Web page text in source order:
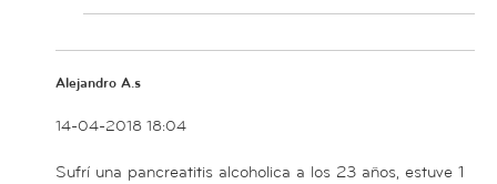
Alejandro A.s
14-04-2018 18:04
Sufrí una pancreatitis alcoholica a los 23 años, estuve 1